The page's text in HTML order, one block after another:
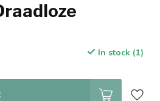
In stock (1)